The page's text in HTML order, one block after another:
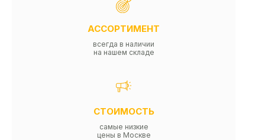
АССОРТИМЕНТ
всегда в наличии
на нашем складе
СТОИМОСТЬ
самые низкие
цены в Москве